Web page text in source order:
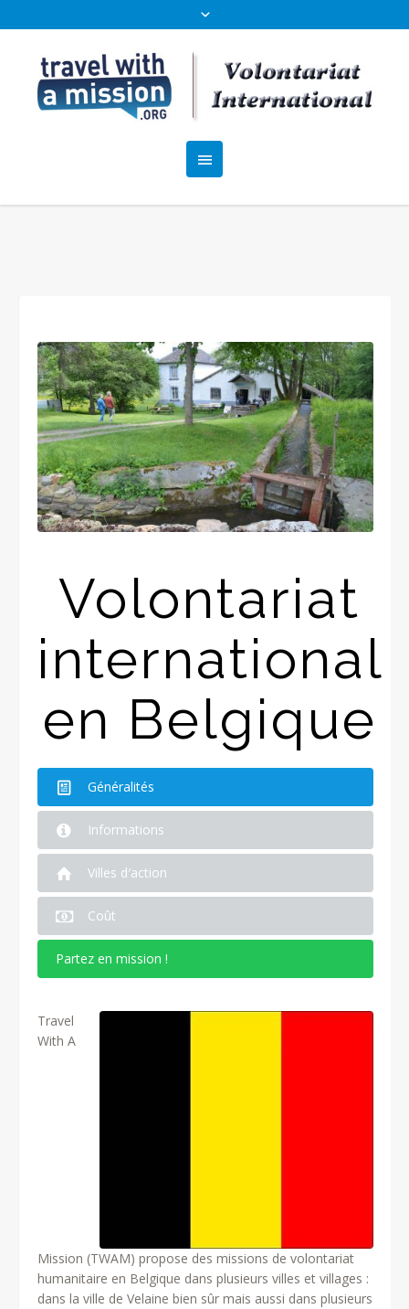
Volontariat
international
en Belgique
Généralités
Informations
Villes d′action
Coût
Partez en mission !
Travel
With A
Mission (TWAM) propose des missions de volontariat
humanitaire en Belgique dans plusieurs villes et villages :
dans la ville de Velaine bien sûr mais aussi dans plusieurs